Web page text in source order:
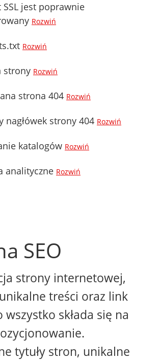
SSL jest poprawnie
Rozwiń
Rozwiń
strony Rozwiń
strona 404 Rozwiń
nagłówek strony 404 Rozwiń
katalogów Rozwiń
analityczne Rozwiń
SEO
strony internetowej,
treści oraz link
składa się na
tytuły stron, unikalne